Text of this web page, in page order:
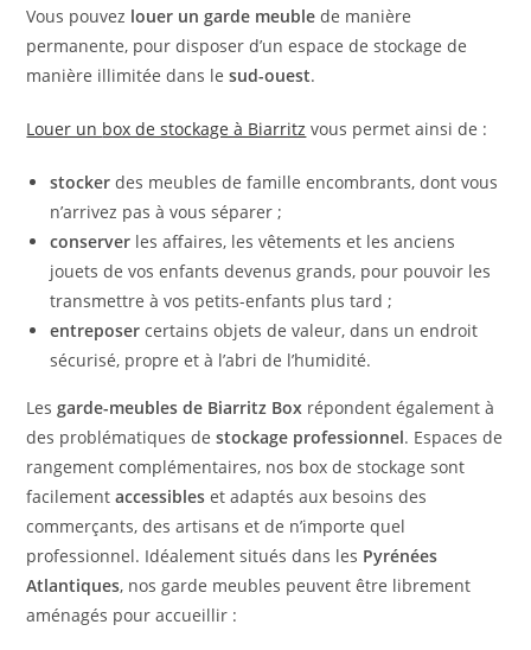
Vous pouvez louer un garde meuble de manière
permanente, pour disposer d’un espace de stockage de
manière illimitée dans lesud-ouest.
Louer un box de stockage à Biarritz vous permet ainsi de :
stocker des meubles de famille encombrants, dont vous
n’arrivez pas à vous séparer ;
conserver les affaires, les vêtements et les anciens
jouets de vos enfants devenus grands, pour pouvoir les
transmettre à vos petits-enfants plus tard ;
entreposer certains objets de valeur, dans un endroit
sécurisé, propre et à l’abri de l’humidité.
Lesgarde-meubles de Biarritz Box répondent également à
des problématiques destockage professionnel. Espaces de
rangement complémentaires, nos box de stockage sont
facilementaccessibles et adaptés aux besoins des
commerçants, des artisans et de n’importe quel
professionnel. Idéalement situés dans les Pyrénées
Atlantiques, nos garde meubles peuvent être librement
aménagés pour accueillir :